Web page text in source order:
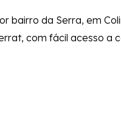
bairro da Serra, em
com fácil acesso a